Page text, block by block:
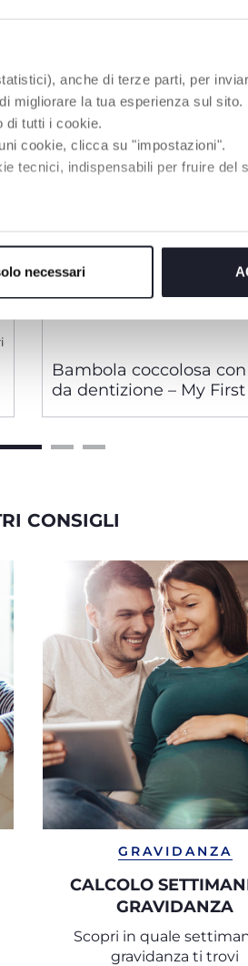
anche di terze parti, per
migliorare la tua esperienza sul sito.
di tutti i cookie.
cookie, clicca su "impostazioni".
tecnici, indispensabili per fruire del
necessari
Bambola coccolosa
da dentizione – My
CONSIGLI
GRAVIDANZA
CALCOLO
GRAVIDANZA
Scopri in quale
gravidanza ti trovi